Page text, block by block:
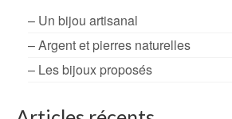
– Un bijou artisanal
– Argent et pierres naturelles
– Les bijoux proposés